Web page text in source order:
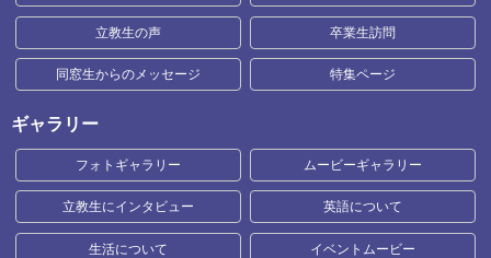
立教生の声 卒業生訪問
同窓生からのメッセージ 特集ページ
ギャラリー
フォトギャラリー ムービーギャラリー
立教生にインタビュー 英語について
生活について イベントムービー